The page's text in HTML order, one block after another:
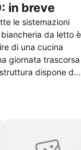
in breve
le sistemazioni
da letto è
di una cucina
giornata trascorsa
dispone di
in
trova a 200 metri.